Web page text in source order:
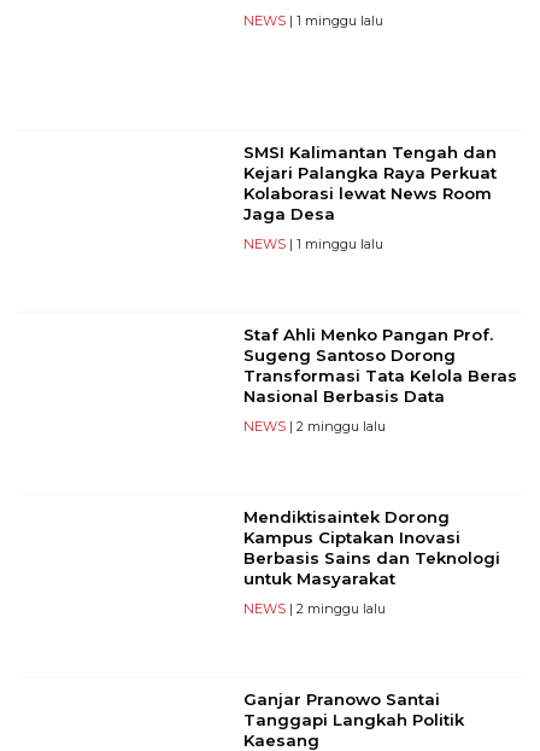
NEWS| 1 minggu lalu
SMSI Kalimantan Tengah dan
Kejari Palangka Raya Perkuat
Kolaborasi lewat News Room
Jaga Desa
NEWS| 1 minggu lalu
Staf Ahli Menko Pangan Prof.
Sugeng Santoso Dorong
Transformasi Tata Kelola Beras
Nasional Berbasis Data
NEWS| 2 minggu lalu
Mendiktisaintek Dorong
Kampus Ciptakan Inovasi
Berbasis Sains dan Teknologi
untuk Masyarakat
NEWS| 2 minggu lalu
Ganjar Pranowo Santai
Tanggapi Langkah Politik
Kaesang